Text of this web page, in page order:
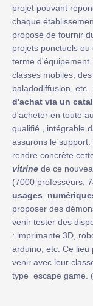
projet pouvant
chaque
proposé de fournir
projets ponctuels
terme
classes mobiles,
baladodiffusion, etc..
d'achat via un
d'acheter en toute
qualifié , intégrable
assurons le
rendre concrète
vitrine de ce
(7000 professeurs,
usages
proposer des
venir tester des
: imprimante 3D,
arduino, etc. Ce lieu
venir avec leur
type escape game.